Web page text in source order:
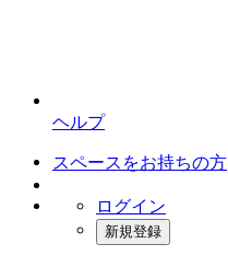
ヘルプ
スペースをお持ちの方
ログイン
新規登録